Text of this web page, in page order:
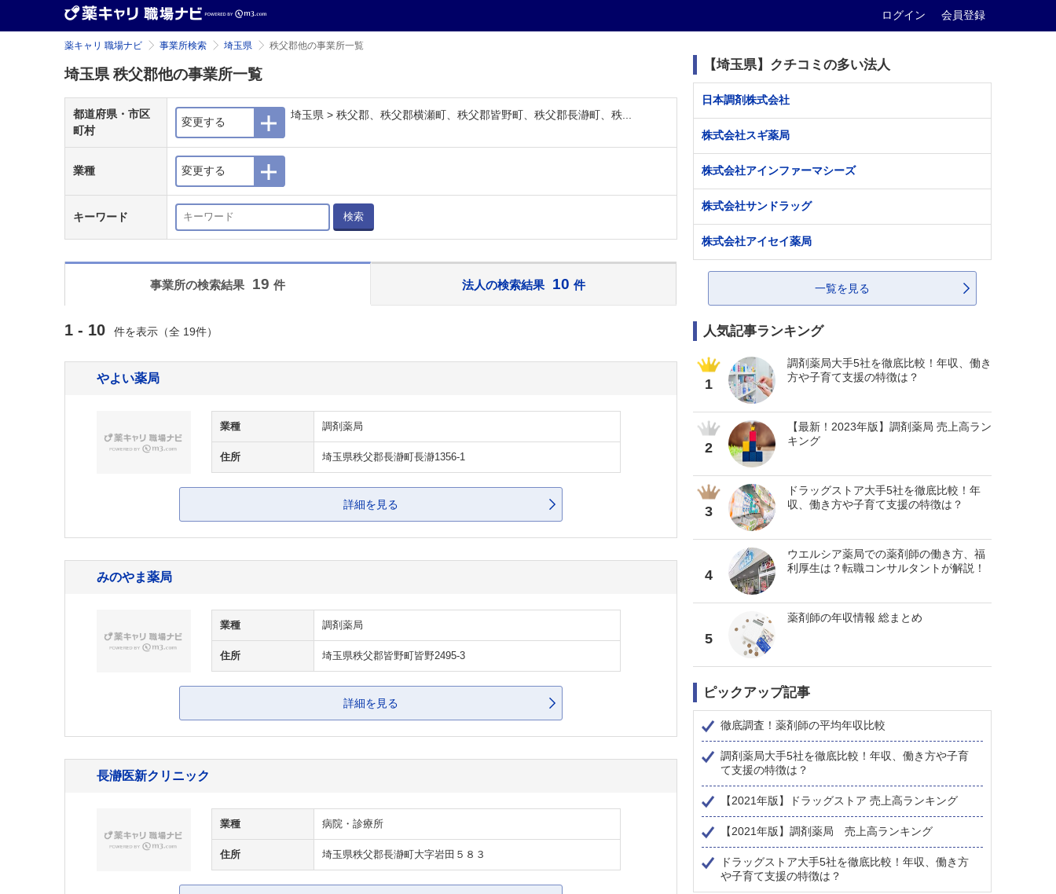
ログイン 会員登録
薬キャリ 職場ナビ 事業所検索 埼玉県 秩父郡他の事業所一覧
埼玉県 秩父郡他の事業所一覧
都道府県・市区
町村
変更する
埼玉県 > 秩父郡、秩父郡横瀬町、秩父郡皆野町、秩父郡長瀞町、秩...
業種 変更する
キーワード 検索
事業所の検索結果 19 件 法人の検索結果 10 件
1 - 10 件を表示（全 19件）
やよい薬局
業種 調剤薬局
住所 埼玉県秩父郡長瀞町長瀞1356-1
詳細を見る
みのやま薬局
業種 調剤薬局
住所 埼玉県秩父郡皆野町皆野2495-3
詳細を見る
長瀞医新クリニック
業種 病院・診療所
住所 埼玉県秩父郡長瀞町大字岩田５８３
【埼玉県】クチコミの多い法人
日本調剤株式会社
株式会社スギ薬局
株式会社アインファーマシーズ
株式会社サンドラッグ
株式会社アイセイ薬局
一覧を見る
人気記事ランキング
1
調剤薬局大手5社を徹底比較！年収、働き
方や子育て支援の特徴は？
2
【最新！2023年版】調剤薬局 売上高ラン
キング
3
ドラッグストア大手5社を徹底比較！年
収、働き方や子育て支援の特徴は？
4
ウエルシア薬局での薬剤師の働き方、福
利厚生は？転職コンサルタントが解説！
5
薬剤師の年収情報 総まとめ
ピックアップ記事
徹底調査！薬剤師の平均年収比較
調剤薬局大手5社を徹底比較！年収、働き方や子育
て支援の特徴は？
【2021年版】ドラッグストア 売上高ランキング
【2021年版】調剤薬局 売上高ランキング
ドラッグストア大手5社を徹底比較！年収、働き方
や子育て支援の特徴は？